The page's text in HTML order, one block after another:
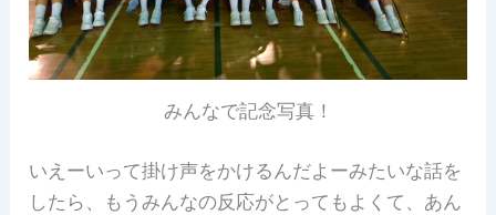
みんなで記念写真！
いえーいって掛け声をかけるんだよーみたいな話を
したら、もうみんなの反応がとってもよくて、あん